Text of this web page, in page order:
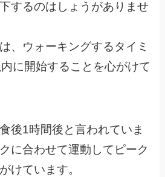
するのはしょうがありませ
、ウォーキングするタイミ
に開始することを心がけて
後1時間後と言われていま
に合わせて運動してピーク
けています。